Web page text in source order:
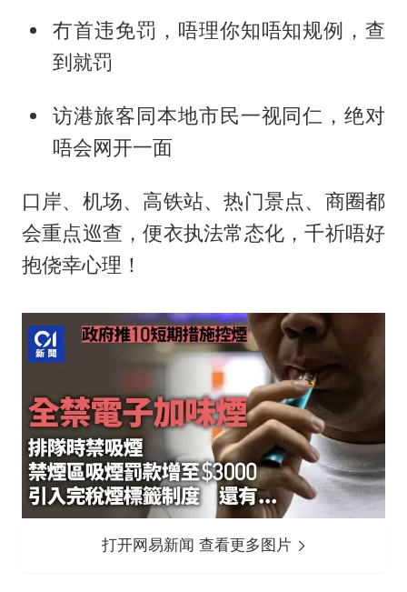
冇首违免罚，唔理你知唔知规例，查
到就罚
访港旅客同本地市民一视同仁，绝对
唔会网开一面
口岸、机场、高铁站、热门景点、商圈都
会重点巡查，便衣执法常态化，千祈唔好
抱侥幸心理！
打开网易新闻 查看更多图片